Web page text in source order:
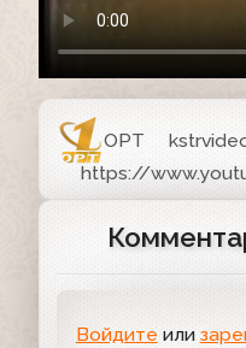
ОРТ
https://
Войдите или